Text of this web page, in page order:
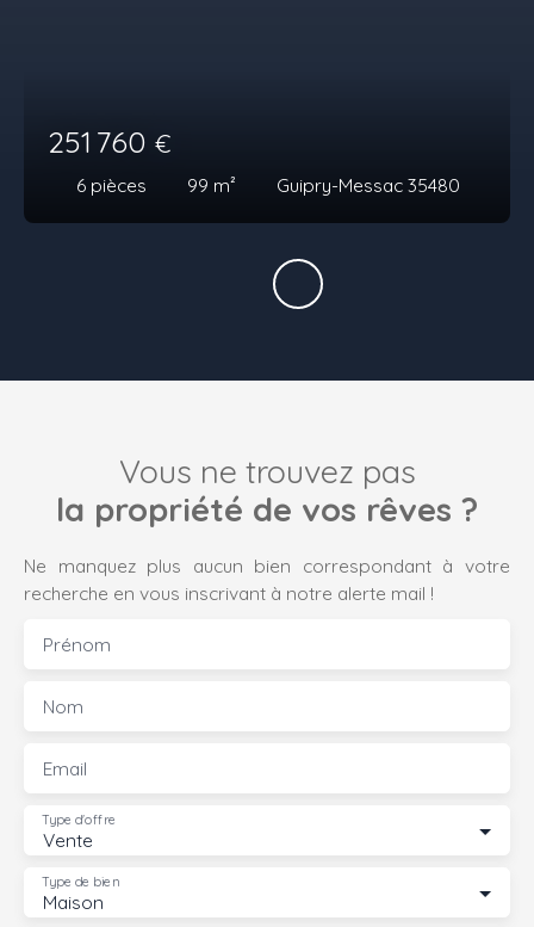
251 760 €
6 pièces 99 m² Guipry-Messac 35480
Vous ne trouvez pas
la propriété de vos rêves ?
Ne manquez plus aucun bien correspondant à votre
recherche en vous inscrivant à notre alerte mail !
Prénom
Nom
Email
Vente
Type d'offre
Maison
Type de bien